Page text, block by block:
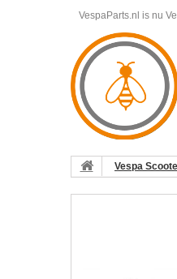
VespaParts.nl is nu
Vespa